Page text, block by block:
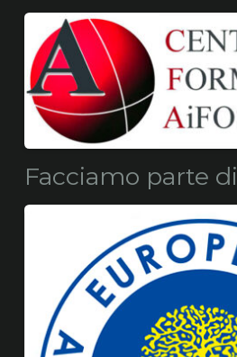
Facciamo parte di